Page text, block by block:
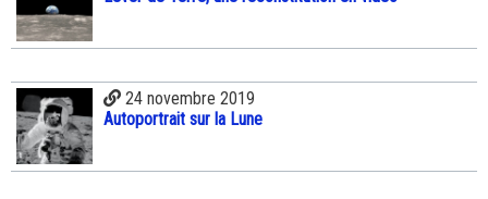
24 novembre 2019
Autoportrait sur la Lune